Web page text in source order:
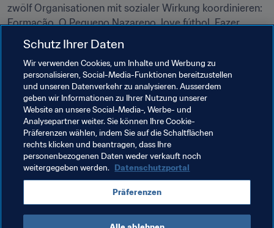
zwölf Organisationen mit sozialer Wirkung koordinieren:
Formação, O Pequeno Nazareno, love.fútbol, Fazer
Acontecer, Fundação Gol de Letra, Instituto Brasileiro de
Futebol Feminino, Fundação Esportiva Educacional Pró
Criança e Adolescente, Meninas Em Campo, Pazear, Plan
International Brazil, Gol Girls und Fundação Angélica
Goulart.
Verwandte Themen
Organisation von Turnieren Frauenfussball
Organisation Brazil CONMEBOL
Schutz Ihrer Daten
Wir verwenden Cookies, um Inhalte und Werbung zu
personalisieren, Social-Media-Funktionen bereitzustellen
und unseren Datenverkehr zu analysieren. Ausserdem
geben wir Informationen zu Ihrer Nutzung unserer
Website an unsere Social-Media-, Werbe- und
Analysepartner weiter. Sie können Ihre Cookie-
Präferenzen wählen, indem Sie auf die Schaltflächen
rechts klicken und beantragen, dass Ihre
personenbezogenen Daten weder verkauft noch
weitergegeben werden. Datenschutzportal
Präferenzen